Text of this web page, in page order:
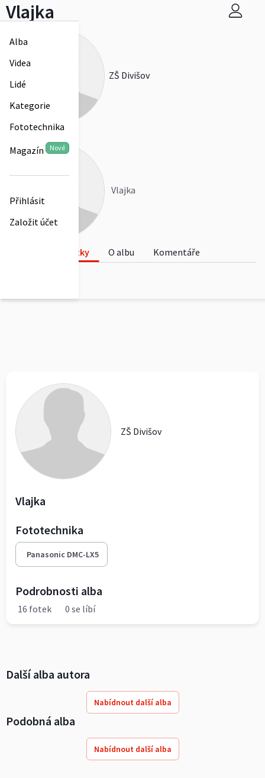
Alba
Videa
Lidé
Kategorie
Fototechnika
Magazín Nové
Přihlásit
Založit účet
Vlajka
ZŠ Divišov
0
Vlajka
Fotky O albu
Komentáře
ZŠ Divišov
Vlajka
Fototechnika
Panasonic DMC-LX5
Podrobnosti alba
16 fotek 0 se líbí
Další alba autora
Nabídnout další alba
Podobná alba
Nabídnout další alba